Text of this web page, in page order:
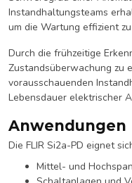
Instandhaltungsteams
um die Wartung effizient
Durch die frühzeitige
Zustandsüberwachung zu
vorausschauenden
Lebensdauer elektrischer
Anwendungen
Die FLIR Si2a-PD eignet
Mittel- und